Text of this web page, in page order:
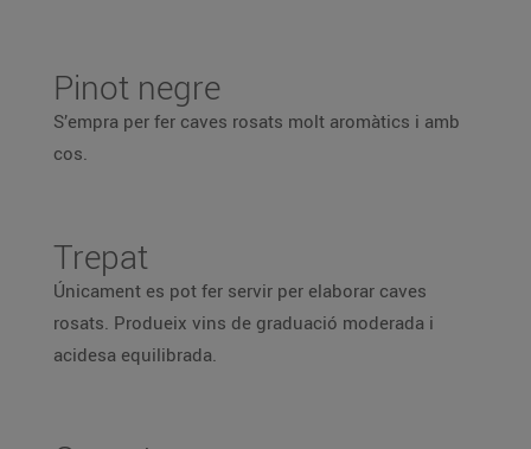
Pinot negre
S’empra per fer caves rosats molt aromàtics i amb
cos.
Trepat
Únicament es pot fer servir per elaborar caves
rosats. Produeix vins de graduació moderada i
acidesa equilibrada.